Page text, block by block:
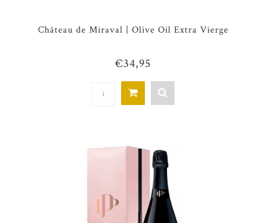
Château de Miraval | Olive Oil Extra Vierge
€34,95